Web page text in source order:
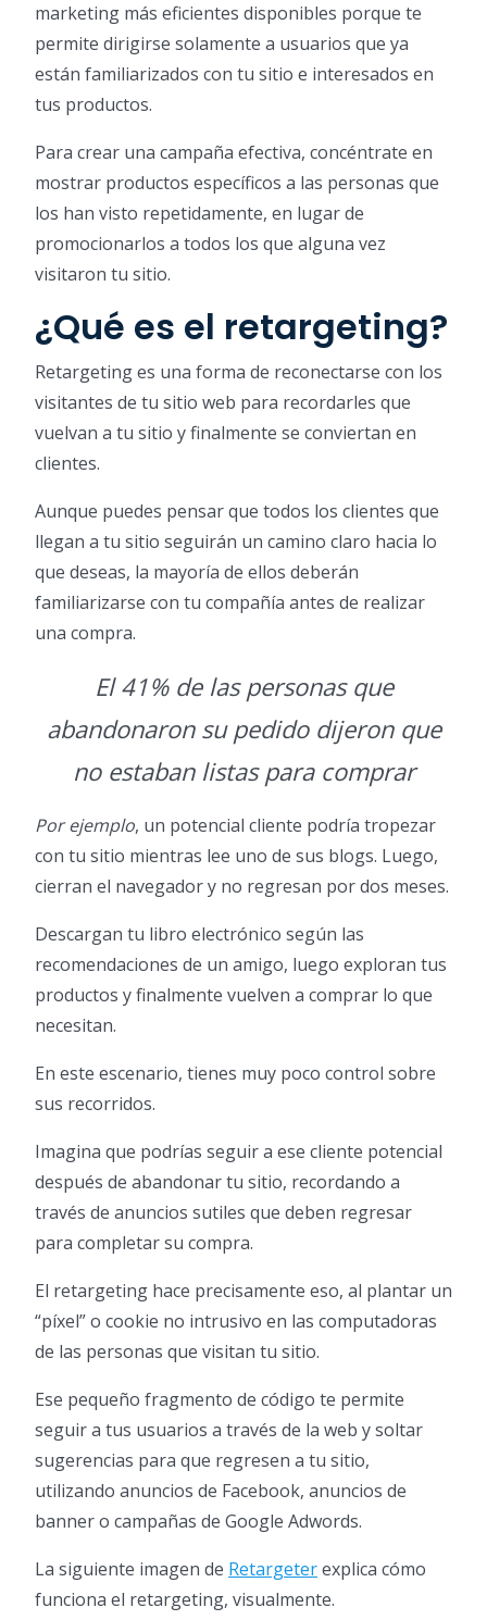
marketing más eficientes disponibles porque te
permite dirigirse solamente a usuarios que ya
están familiarizados con tu sitio e interesados en
tus productos.
Para crear una campaña efectiva, concéntrate en
mostrar productos específicos a las personas que
los han visto repetidamente, en lugar de
promocionarlos a todos los que alguna vez
visitaron tu sitio.
¿Qué es el retargeting?
Retargeting es una forma de reconectarse con los
visitantes de tu sitio web para recordarles que
vuelvan a tu sitio y finalmente se conviertan en
clientes.
Aunque puedes pensar que todos los clientes que
llegan a tu sitio seguirán un camino claro hacia lo
que deseas, la mayoría de ellos deberán
familiarizarse con tu compañía antes de realizar
una compra.
El 41% de las personas que
abandonaron su pedido dijeron que
no estaban listas para comprar
Por ejemplo, un potencial cliente podría tropezar
con tu sitio mientras lee uno de sus blogs. Luego,
cierran el navegador y no regresan por dos meses.
Descargan tu libro electrónico según las
recomendaciones de un amigo, luego exploran tus
productos y finalmente vuelven a comprar lo que
necesitan.
En este escenario, tienes muy poco control sobre
sus recorridos.
Imagina que podrías seguir a ese cliente potencial
después de abandonar tu sitio, recordando a
través de anuncios sutiles que deben regresar
para completar su compra.
El retargeting hace precisamente eso, al plantar un
“píxel” o cookie no intrusivo en las computadoras
de las personas que visitan tu sitio.
Ese pequeño fragmento de código te permite
seguir a tus usuarios a través de la web y soltar
sugerencias para que regresen a tu sitio,
utilizando anuncios de Facebook, anuncios de
banner o campañas de Google Adwords.
La siguiente imagen de Retargeterexplica cómo
funciona el retargeting, visualmente.